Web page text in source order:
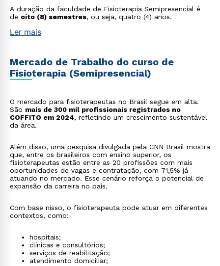
A duração da faculdade de Fisioterapia Semipresencial é
de oito (8) semestres, ou seja, quatro (4) anos.
Ler mais
Mercado de Trabalho do curso de
Fisioterapia (Semipresencial)
O mercado para fisioterapeutas no Brasil segue em alta.
São mais de 300 mil profissionais registrados no
COFFITO em 2024, refletindo um crescimento sustentável
da área.
Além disso, uma pesquisa divulgada pela CNN Brasil mostra
que, entre os brasileiros com ensino superior, os
fisioterapeutas estão entre as 20 profissões com mais
oportunidades de vagas e contratação, com 71,5% já
atuando no mercado. Esse cenário reforça o potencial de
expansão da carreira no país.
Com base nisso, o fisioterapeuta pode atuar em diferentes
contextos, como:
hospitais;
clínicas e consultórios;
serviços de reabilitação;
atendimento domiciliar;